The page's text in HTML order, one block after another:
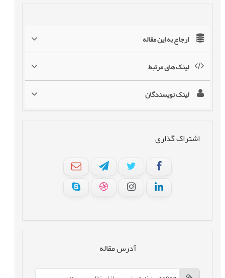
ارجاع به این مقاله
لینک های مرتبط
لینک نویسندگان
اشتراک گذاری
آدرس مقاله